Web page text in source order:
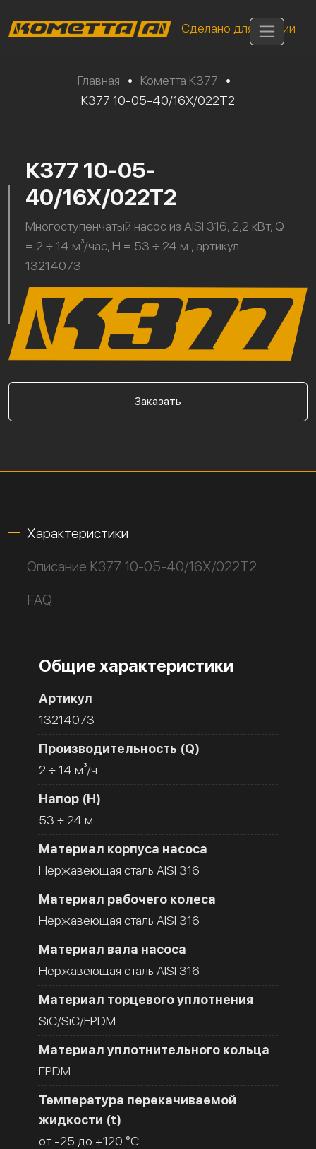
Сделано для России
Главная • Кометта К377
•
К377 10-05-40/16Х/022Т2
К377 10-05-
40/16Х/022Т2
Многоступенчатый насос из AISI 316, 2,2 кВт, Q
= 2 ÷ 14 м³/час, H = 53 ÷ 24 м., артикул
13214073
Заказать
Характеристики
Описание К377 10-05-40/16Х/022Т2
FAQ
Общие характеристики
Артикул
13214073
Производительность (Q)
2 ÷ 14 м³/ч
Напор (H)
53 ÷ 24 м
Материал корпуса насоса
Нержавеющая сталь AISI 316
Материал рабочего колеса
Нержавеющая сталь AISI 316
Материал вала насоса
Нержавеющая сталь AISI 316
Материал торцевого уплотнения
SiC/SiC/EPDM
Материал уплотнительного кольца
EPDM
Температура перекачиваемой
жидкости (t)
от -25 до +120 °C